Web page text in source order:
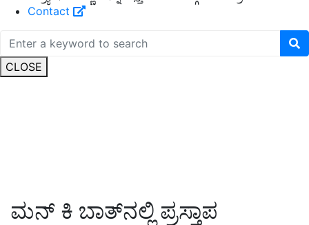
Contact
CLOSE
ಮನ್ ಕಿ ಬಾತ್‌ನಲ್ಲಿ ಪ್ರಸ್ತಾಪ